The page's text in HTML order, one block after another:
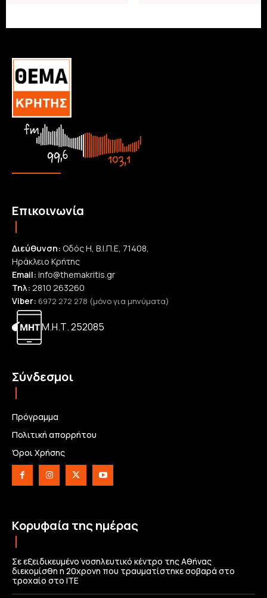
Επικοινωνία
Διεύθυνση: Οδός Η, Β.Ι.Π.Ε, 71408,
Ηράκλειο Κρήτης
Email: info@themakritis.gr
Τηλ: 2810 263260
Viber: 6972 272 278 (μόνο για μηνύματα)
Μ.Η.Τ. 252085
Σύνδεσμοι
Πρόγραμμα
Πολιτική απορρήτου
Όροι Χρήσης
Κορυφαία της ημέρας
Σε εξειδικευμένο νοσηλευτικό κέντρο της Αθήνας
διεκομίσθη η 20χρονη που τραυματίστηκε σοβαρά στο
τροχαίο στο ΙΤΕ